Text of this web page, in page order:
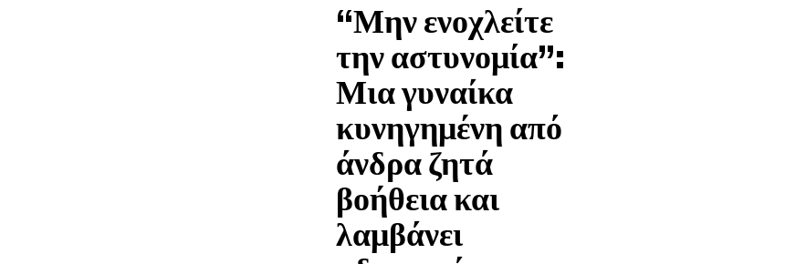
“Μην ενοχλείτε
την αστυνομία”:
Μια γυναίκα
κυνηγημένη από
άνδρα ζητά
βοήθεια και
λαμβάνει